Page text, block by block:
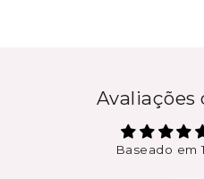
Avaliações
Baseado em